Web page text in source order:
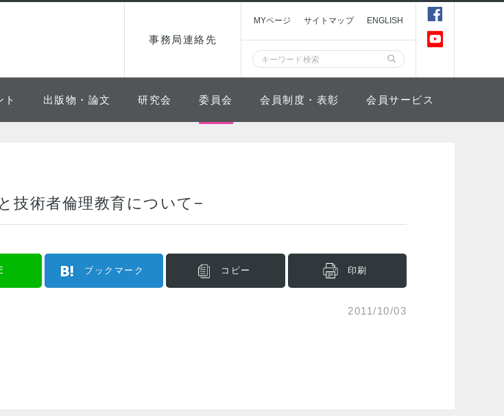
事務局連絡先
MYページ サイトマップ ENGLISH
ト 出版物・論文 研究会 委員会 会員制度・表彰 会員サービス
技術者倫理教育について−
ブックマーク コピー 印刷
2011/10/03